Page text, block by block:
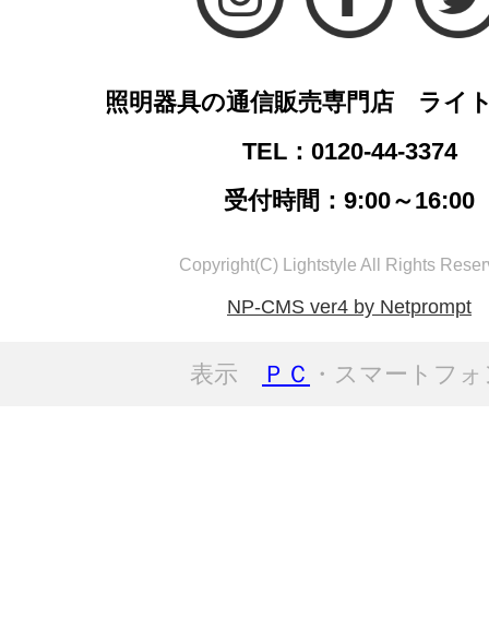
照明器具の通信販売専門店 ライ
TEL：0120-44-3374
受付時間：9:00～16:00
Copyright(C) Lightstyle All Rights
NP-CMS ver4 by Netprompt
表示 ＰＣ ・スマートフ